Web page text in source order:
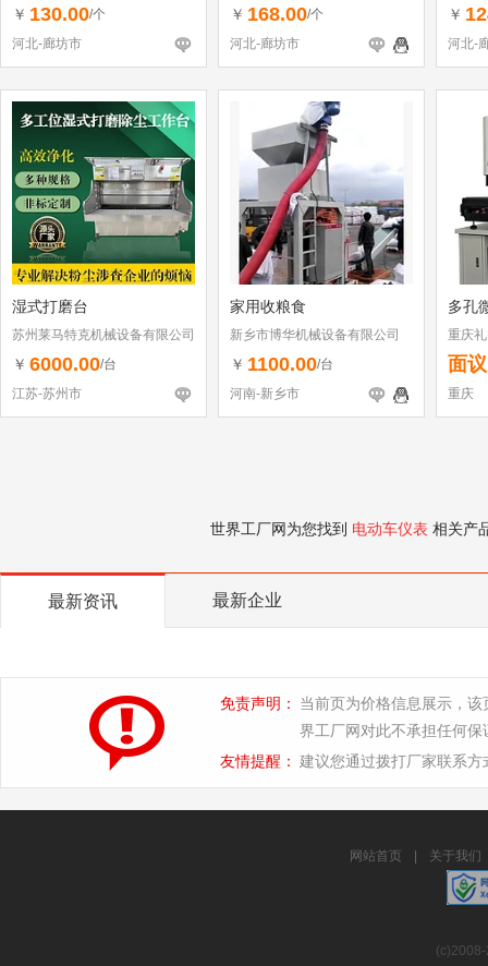
￥ 130.00/个
河北-廊坊市
￥ 168.00/个
河北-廊坊市
￥
河北-
湿式打磨台
苏州莱马特克机械设备有限公司
￥ 6000.00/台
江苏-苏州市
家用收粮食
新乡市博华机械设备有限公司
￥ 1100.00/台
河南-新乡市
多孔
重庆
面议
重庆
世界工厂网为您找到 电动车仪表 相关产
最新资讯 最新企业
免责声明：
当前页为价格信息展示，
界工厂网对此不承担任何保
友情提醒： 建议您通过拨打厂家联系
网站首页 关于我们